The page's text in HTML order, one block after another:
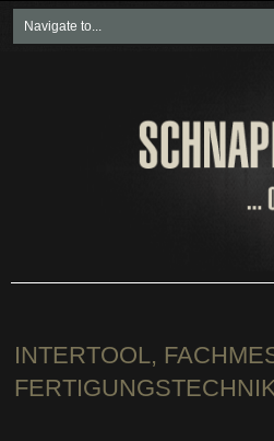
Neueste
Soziales &
INTERTOOL,